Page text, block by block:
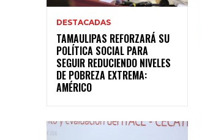
DESTACADAS
TAMAULIPAS REFORZARÁ SU
POLÍTICA SOCIAL PARA
SEGUIR REDUCIENDO NIVELES
DE POBREZA EXTREMA:
AMÉRICO